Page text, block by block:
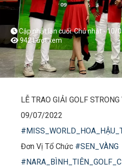
Cập nhật lần cuối: Chủ nhật - 10/
942 Lượt xem
LỄ TRAO GIẢI GOLF
09/07/2022
Đơn Vị Tổ Chức #SEN_VÀNG